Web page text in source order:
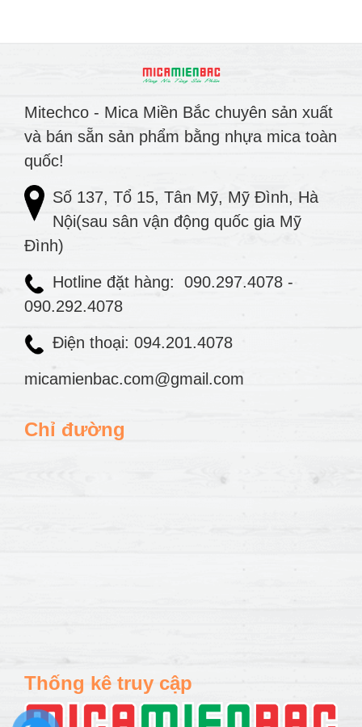
Mitechco - Mica Miền Bắc chuyên sản xuất
và bán sẵn sản phẩm bằng nhựa mica toàn
quốc!
Số 137, Tổ 15, Tân Mỹ, Mỹ Đình, Hà
Nội(sau sân vận động quốc gia Mỹ
Đình)
Hotline đặt hàng: 090.297.4078 -
090.292.4078
Điện thoại: 094.201.4078
micamienbac.com@gmail.com
Chỉ đường
Thống kê truy cập